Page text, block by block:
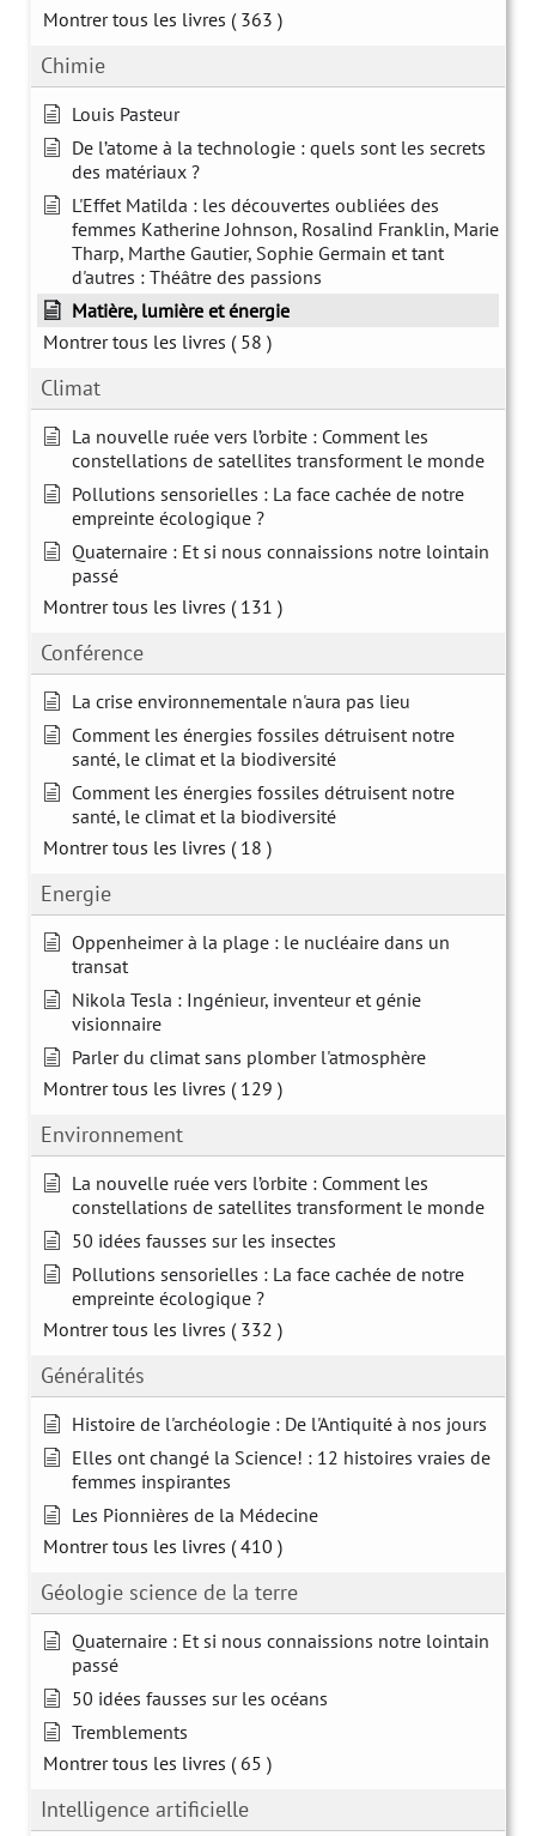
Montrer tous les livres ( 363 )
Chimie
Louis Pasteur
De l’atome à la technologie : quels sont les secrets
des matériaux ?
L'Effet Matilda : les découvertes oubliées des
femmes Katherine Johnson, Rosalind Franklin, Marie
Tharp, Marthe Gautier, Sophie Germain et tant
d'autres : Théâtre des passions
Matière, lumière et énergie
Montrer tous les livres ( 58 )
Climat
La nouvelle ruée vers l’orbite : Comment les
constellations de satellites transforment le monde
Pollutions sensorielles : La face cachée de notre
empreinte écologique ?
Quaternaire : Et si nous connaissions notre lointain
passé
Montrer tous les livres ( 131 )
Conférence
La crise environnementale n'aura pas lieu
Comment les énergies fossiles détruisent notre
santé, le climat et la biodiversité
Comment les énergies fossiles détruisent notre
santé, le climat et la biodiversité
Montrer tous les livres ( 18 )
Energie
Oppenheimer à la plage : le nucléaire dans un
transat
Nikola Tesla : Ingénieur, inventeur et génie
visionnaire
Parler du climat sans plomber l'atmosphère
Montrer tous les livres ( 129 )
Environnement
La nouvelle ruée vers l’orbite : Comment les
constellations de satellites transforment le monde
50 idées fausses sur les insectes
Pollutions sensorielles : La face cachée de notre
empreinte écologique ?
Montrer tous les livres ( 332 )
Généralités
Histoire de l'archéologie : De l'Antiquité à nos jours
Elles ont changé la Science! : 12 histoires vraies de
femmes inspirantes
Les Pionnières de la Médecine
Montrer tous les livres ( 410 )
Géologie science de la terre
Quaternaire : Et si nous connaissions notre lointain
passé
50 idées fausses sur les océans
Tremblements
Montrer tous les livres ( 65 )
Intelligence artificielle